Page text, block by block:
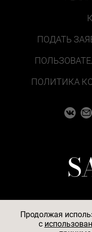
ПОДАТЬ
ПОЛИТИКА
Продолжая
c